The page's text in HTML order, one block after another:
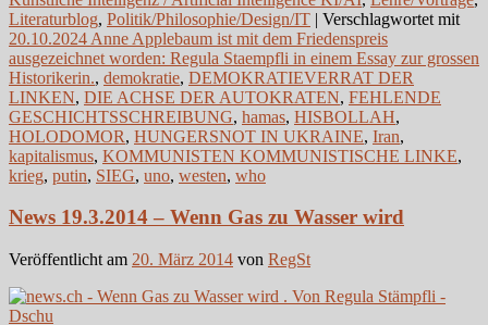
Literaturblog, Politik/Philosophie/Design/IT | Verschlagwortet mit
20.10.2024 Anne Applebaum ist mit dem Friedenspreis
ausgezeichnet worden: Regula Staempfli in einem Essay zur grossen
Historikerin., demokratie, DEMOKRATIEVERRAT DER
LINKEN, DIE ACHSE DER AUTOKRATEN, FEHLENDE
GESCHICHTSSCHREIBUNG, hamas, HISBOLLAH,
HOLODOMOR, HUNGERSNOT IN UKRAINE, Iran,
kapitalismus, KOMMUNISTEN KOMMUNISTISCHE LINKE,
krieg, putin, SIEG, uno, westen, who
News 19.3.2014 – Wenn Gas zu Wasser wird
Veröffentlicht am 20. März 2014 von RegSt